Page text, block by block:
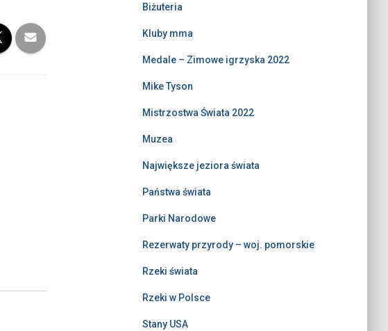
Biżuteria
Kluby mma
Medale – Zimowe igrzyska 2022
Mike Tyson
Mistrzostwa Świata 2022
Muzea
Największe jeziora świata
Państwa świata
Parki Narodowe
Rezerwaty przyrody – woj. pomorskie
Rzeki świata
Rzeki w Polsce
Stany USA